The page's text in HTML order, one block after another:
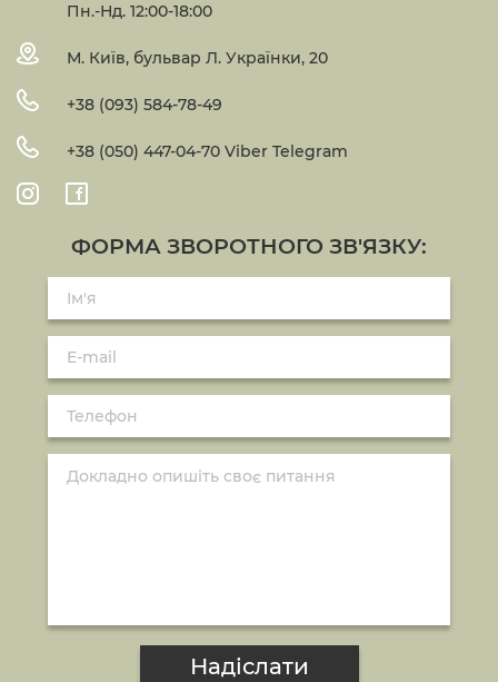
Пн.-Нд. 12:00-18:00
М. Київ, бульвар Л. Українки, 20
+38 (093) 584-78-49
+38 (050) 447-04-70 Viber Telegram
ФОРМА ЗВОРОТНОГО ЗВ'ЯЗКУ:
Надіслати